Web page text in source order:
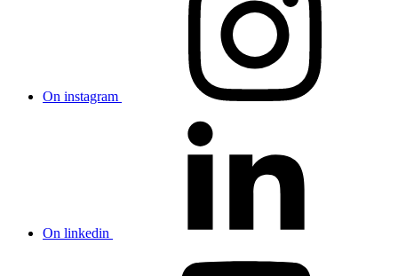
On instagram
On linkedin